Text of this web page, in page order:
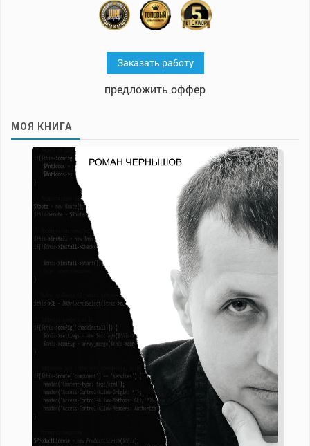
Заказать работу
предложить оффер
МОЯ КНИГА